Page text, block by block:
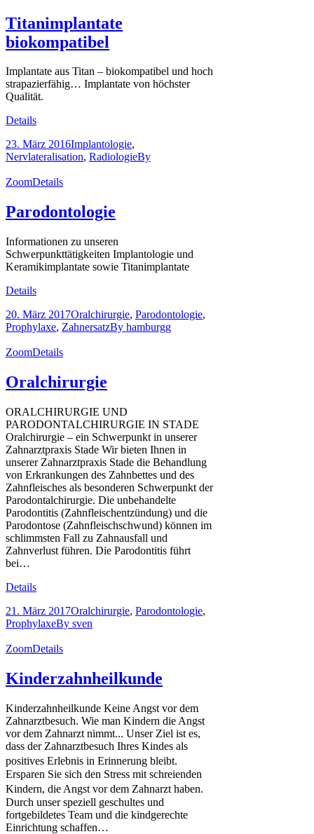
Titanimplantate
biokompatibel
Implantate aus Titan – biokompatibel und hoch
strapazierfähig… Implantate von höchster
Qualität.
Details
23. März 2016Implantologie,
Nervlateralisation, RadiologieBy
ZoomDetails
Parodontologie
Informationen zu unseren
Schwerpunkttätigkeiten Implantologie und
Keramikimplantate sowie Titanimplantate
Details
20. März 2017Oralchirurgie, Parodontologie,
Prophylaxe, ZahnersatzBy hamburgg
ZoomDetails
Oralchirurgie
ORALCHIRURGIE UND
PARODONTALCHIRURGIE IN STADE
Oralchirurgie – ein Schwerpunkt in unserer
Zahnarztpraxis Stade Wir bieten Ihnen in
unserer Zahnarztpraxis Stade die Behandlung
von Erkrankungen des Zahnbettes und des
Zahnfleisches als besonderen Schwerpunkt der
Parodontalchirurgie. Die unbehandelte
Parodontitis (Zahnfleischentzündung) und die
Parodontose (Zahnfleischschwund) können im
schlimmsten Fall zu Zahnausfall und
Zahnverlust führen. Die Parodontitis führt
bei…
Details
21. März 2017Oralchirurgie, Parodontologie,
ProphylaxeBy sven
ZoomDetails
Kinderzahnheilkunde
Kinderzahnheilkunde Keine Angst vor dem
Zahnarztbesuch. Wie man Kindern die Angst
vor dem Zahnarzt nimmt... Unser Ziel ist es,
dass der Zahnarztbesuch Ihres Kindes als
positives Erlebnis in Erinnerung bleibt.
Ersparen Sie sich den Stress mit schreienden
Kindern, die Angst vor dem Zahnarzt haben.
Durch unser speziell geschultes und
fortgebildetes Team und die kindgerechte
Einrichtung schaffen…